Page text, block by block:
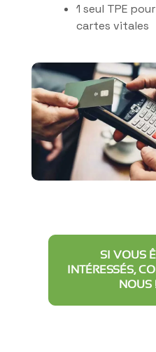
1 seul TPE
cartes vitales
SI VOUS
INTÉRESSÉS,
NOUS